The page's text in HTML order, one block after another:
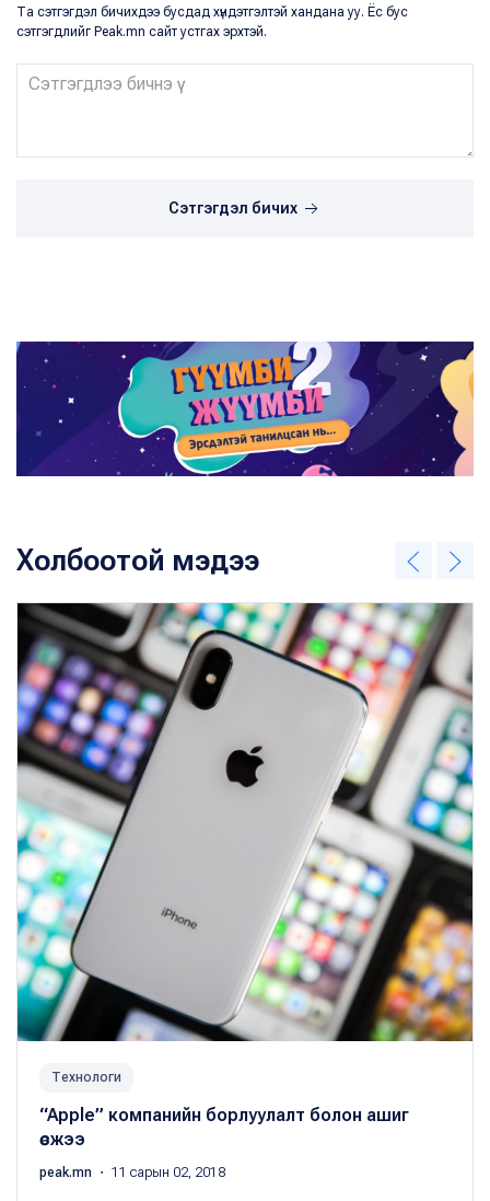
Та сэтгэгдэл бичихдээ бусдад хүндэтгэлтэй хандана уу. Ёс бус
сэтгэгдлийг Peak.mn сайт устгах эрхтэй.
Сэтгэгдэл бичих
Холбоотой мэдээ
Технологи
“Apple” компанийн борлуулалт болон ашиг
өсжээ
peak.mn ・ 11 сарын 02, 2018